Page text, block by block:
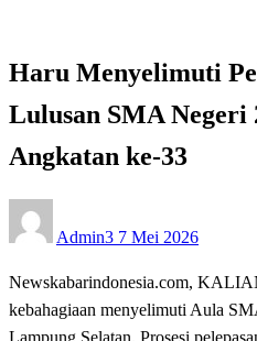
Haru Menyelimuti
Lulusan SMA Negeri
Angkatan ke-33
Admin3 on
7 Mei 2026
Newskabarindonesia.com,
kebahagiaan menyelimuti Aula
Lampung Selatan. Prosesi